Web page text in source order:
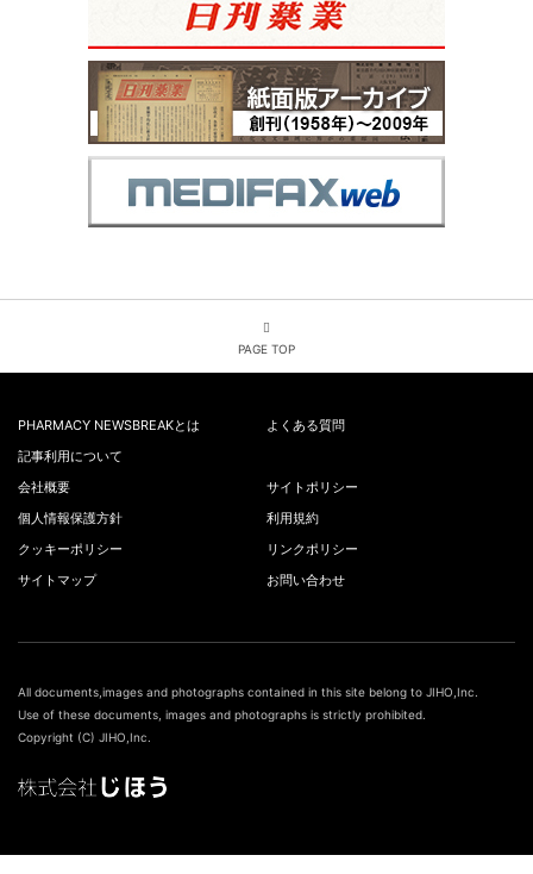
PAGE TOP
PHARMACY NEWSBREAKとは
よくある質問
記事利用について
会社概要
サイトポリシー
個人情報保護方針
利用規約
クッキーポリシー
リンクポリシー
サイトマップ
お問い合わせ
All documents,images and photographs contained in this site belong to JIHO,Inc.
Use of these documents, images and photographs is strictly prohibited.
Copyright (C) JIHO,Inc.